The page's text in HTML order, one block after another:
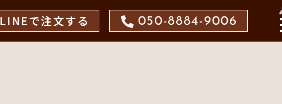
LINEで注文する 050-8884-9006